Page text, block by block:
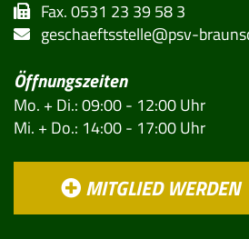
Fax. 0531 23 39 58 3
geschaeftsstelle@psv-
Öffnungszeiten
Mo. + Di.: 09:00 - 12:00 Uhr
Mi. + Do.: 14:00 - 17:00 Uhr
MITGLIED WERDEN